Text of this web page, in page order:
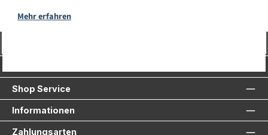
Mehr erfahren
Shop Service
Informationen
Zahlungsarten